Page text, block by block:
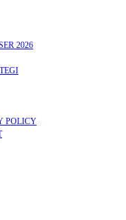
2026
POLICY